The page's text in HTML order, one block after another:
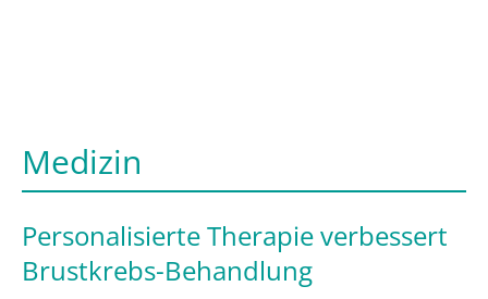
Medizin
Personalisierte Therapie verbessert
Brustkrebs-Behandlung